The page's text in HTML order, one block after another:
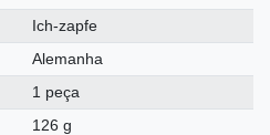
Ich-zapfe
Alemanha
1 peça
126 g